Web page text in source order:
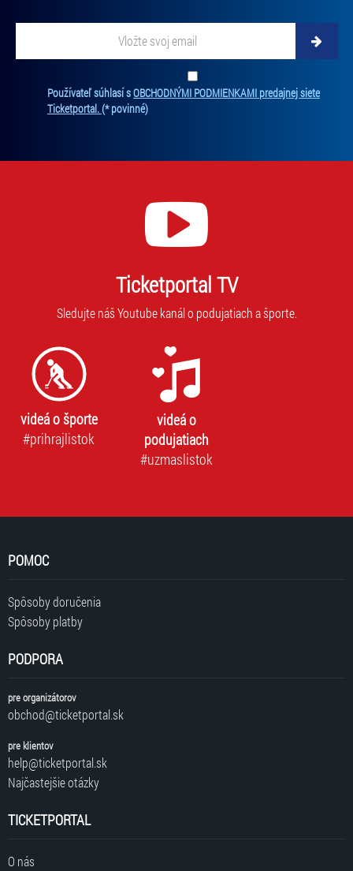
Používateľ súhlasí sOBCHODNÝMI PODMIENKAMI predajnej siete
Ticketportal.(* povinné)
Ticketportal TV
Sledujte náš Youtube kanál o podujatiach a športe.
videá o športe
#prihrajlistok
videá o
podujatiach
#uzmaslistok
POMOC
Spôsoby doručenia
Spôsoby platby
PODPORA
pre organizátorov
obchod@ticketportal.sk
pre klientov
help@ticketportal.sk
Najčastejšie otázky
TICKETPORTAL
O nás